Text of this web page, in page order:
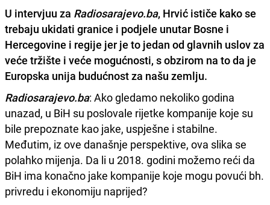
U intervjuu za Radiosarajevo.ba, Hrvić ističe kako se
trebaju ukidati granice i podjele unutar Bosne i
Hercegovine i regije jer je to jedan od glavnih uslov za
veće tržište i veće mogućnosti, s obzirom na to da je
Europska unija budućnost za našu zemlju.
Radiosarajevo.ba: Ako gledamo nekoliko godina
unazad, u BiH su poslovale rijetke kompanije koje su
bile prepoznate kao jake, uspješne i stabilne.
Međutim, iz ove današnje perspektive, ova slika se
polahko mijenja. Da li u 2018. godini možemo reći da
BiH ima konačno jake kompanije koje mogu povući bh.
privredu i ekonomiju naprijed?